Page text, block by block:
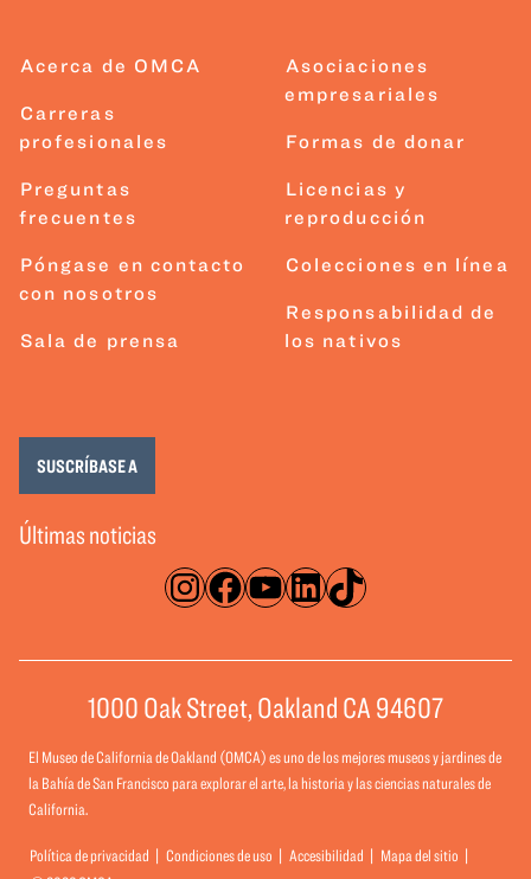
Acerca de OMCA
Carreras
profesionales
Preguntas
frecuentes
Póngase en contacto
con nosotros
Sala de prensa
Asociaciones
empresariales
Formas de donar
Licencias y
reproducción
Colecciones en línea
Responsabilidad de
los nativos
Instagram
Facebook
YouTube
LinkedIn
TikTok
Últimas noticias
SUSCRÍBASE A
1000 Oak Street, Oakland CA 94607
El Museo de California de Oakland (OMCA) es uno de los mejores museos y jardines de
la Bahía de San Francisco para explorar el arte, la historia y las ciencias naturales de
California.
Política de privacidad Condiciones de uso Accesibilidad
Mapa del sitio